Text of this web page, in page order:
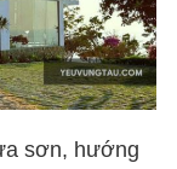
sơn, hướng